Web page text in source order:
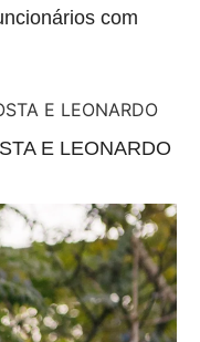
com
E LEONARDO